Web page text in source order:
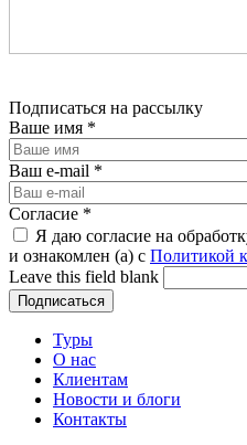
Подписаться на рассылку
Ваше имя *
Ваш e-mail *
Согласие *
Я даю согласие на
и ознакомлен (а) с Политикой
Leave this field blank
Туры
О нас
Клиентам
Новости и блоги
Контакты